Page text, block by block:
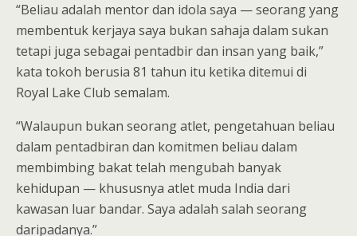
“Beliau adalah mentor dan idola saya — seorang yang
membentuk kerjaya saya bukan sahaja dalam sukan
tetapi juga sebagai pentadbir dan insan yang baik,”
kata tokoh berusia 81 tahun itu ketika ditemui di
Royal Lake Club semalam.
“Walaupun bukan seorang atlet, pengetahuan beliau
dalam pentadbiran dan komitmen beliau dalam
membimbing bakat telah mengubah banyak
kehidupan — khususnya atlet muda India dari
kawasan luar bandar. Saya adalah salah seorang
daripadanya.”